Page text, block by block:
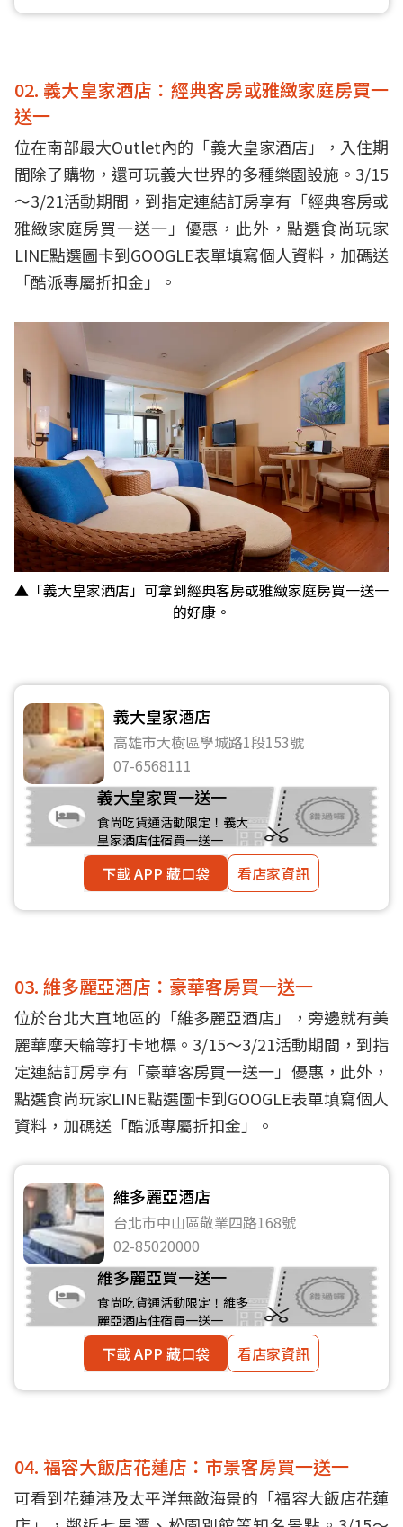
02. 義大皇家酒店：經典客房或雅緻家庭房買一
送一
位在南部最大Outlet內的「義大皇家酒店」，入住期
間除了購物，還可玩義大世界的多種樂園設施。3/15
～3/21活動期間，到指定連結訂房享有「經典客房或
雅緻家庭房買一送一」優惠，此外，點選食尚玩家
LINE點選圖卡到GOOGLE表單填寫個人資料，加碼送
「酷派專屬折扣金」。
▲「義大皇家酒店」可拿到經典客房或雅緻家庭房買一送一
的好康。
義大皇家酒店
高雄市大樹區學城路1段153號
07-6568111
義大皇家買一送一
食尚吃貨通活動限定！義大
皇家酒店住宿買一送一
下載 APP 藏口袋 看店家資訊
03. 維多麗亞酒店：豪華客房買一送一
位於台北大直地區的「維多麗亞酒店」，旁邊就有美
麗華摩天輪等打卡地標。3/15～3/21活動期間，到指
定連結訂房享有「豪華客房買一送一」優惠，此外，
點選食尚玩家LINE點選圖卡到GOOGLE表單填寫個人
資料，加碼送「酷派專屬折扣金」。
維多麗亞酒店
台北市中山區敬業四路168號
02-85020000
維多麗亞買一送一
食尚吃貨通活動限定！維多
麗亞酒店住宿買一送一
下載 APP 藏口袋 看店家資訊
04. 福容大飯店花蓮店：市景客房買一送一
可看到花蓮港及太平洋無敵海景的「福容大飯店花蓮